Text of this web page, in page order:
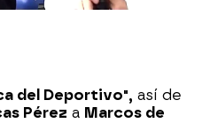
del Deportivo", así de
Pérez a Marcos de